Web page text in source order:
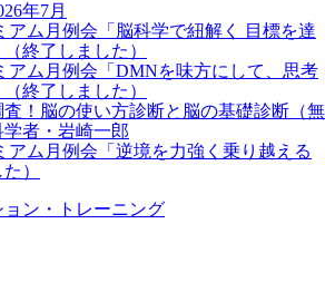
年7月
アム月例会「脳科学で紐解く 目標を達
終了しました）
アム月例会「DMNを味方にして、思考
終了しました）
！脳の使い方診断と脳の基礎診断（無
者・岩崎一郎
アム月例会「逆境を力強く乗り越える
）